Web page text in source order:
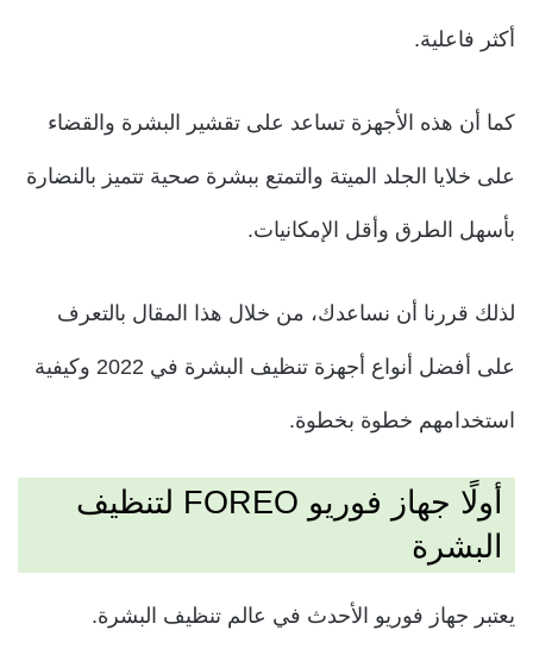
أكثر فاعلية.
كما أن هذه الأجهزة تساعد على تقشير البشرة والقضاء
على خلايا الجلد الميتة والتمتع ببشرة صحية تتميز بالنضارة
بأسهل الطرق وأقل الإمكانيات.
لذلك قررنا أن نساعدك، من خلال هذا المقال بالتعرف
على أفضل أنواع أجهزة تنظيف البشرة في 2022 وكيفية
استخدامهم خطوة بخطوة.
أولًا جهاز فوريو FOREO لتنظيف
البشرة
يعتبر جهاز فوريو الأحدث في عالم تنظيف البشرة.